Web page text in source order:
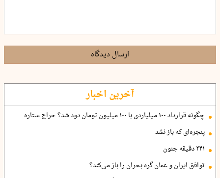
ارسال دیدگاه
آخرین اخبار
چگونه قرارداد ۱۰۰ میلیاردی با ۱۰۰ میلیون تومان دود شد؟ حراج ستاره
پنجره‌ای که باز نشد
۲۴۱ دقیقه جنون
توافق ایران و عمان گره بحران را باز می‌کند؟